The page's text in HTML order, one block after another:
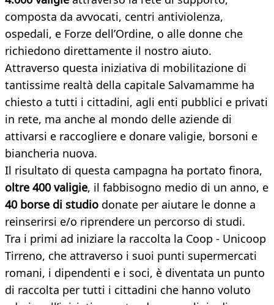
composta da avvocati, centri antiviolenza,
ospedali, e Forze dell’Ordine, o alle donne che
richiedono direttamente il nostro aiuto.
Attraverso questa iniziativa di mobilitazione di
tantissime realtà della capitale Salvamamme ha
chiesto a tutti i cittadini, agli enti pubblici e privati
in rete, ma anche al mondo delle aziende di
attivarsi e raccogliere e donare valigie, borsoni e
biancheria nuova.
Il risultato di questa campagna ha portato finora,
oltre 400 valigie, il fabbisogno medio di un anno, e
40 borse di studio donate per aiutare le donne a
reinserirsi e/o riprendere un percorso di studi.
Tra i primi ad iniziare la raccolta la Coop - Unicoop
Tirreno, che attraverso i suoi punti supermercati
romani, i dipendenti e i soci, è diventata un punto
di raccolta per tutti i cittadini che hanno voluto